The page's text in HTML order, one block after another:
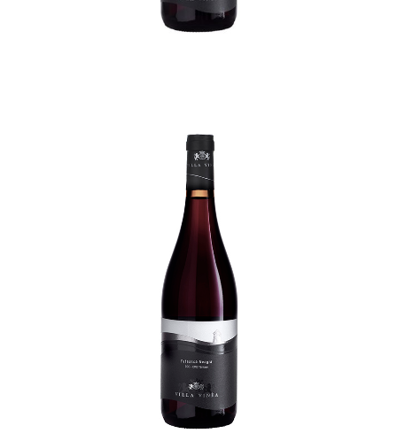
Feketeleányka Premium
53,00 TVA incl.